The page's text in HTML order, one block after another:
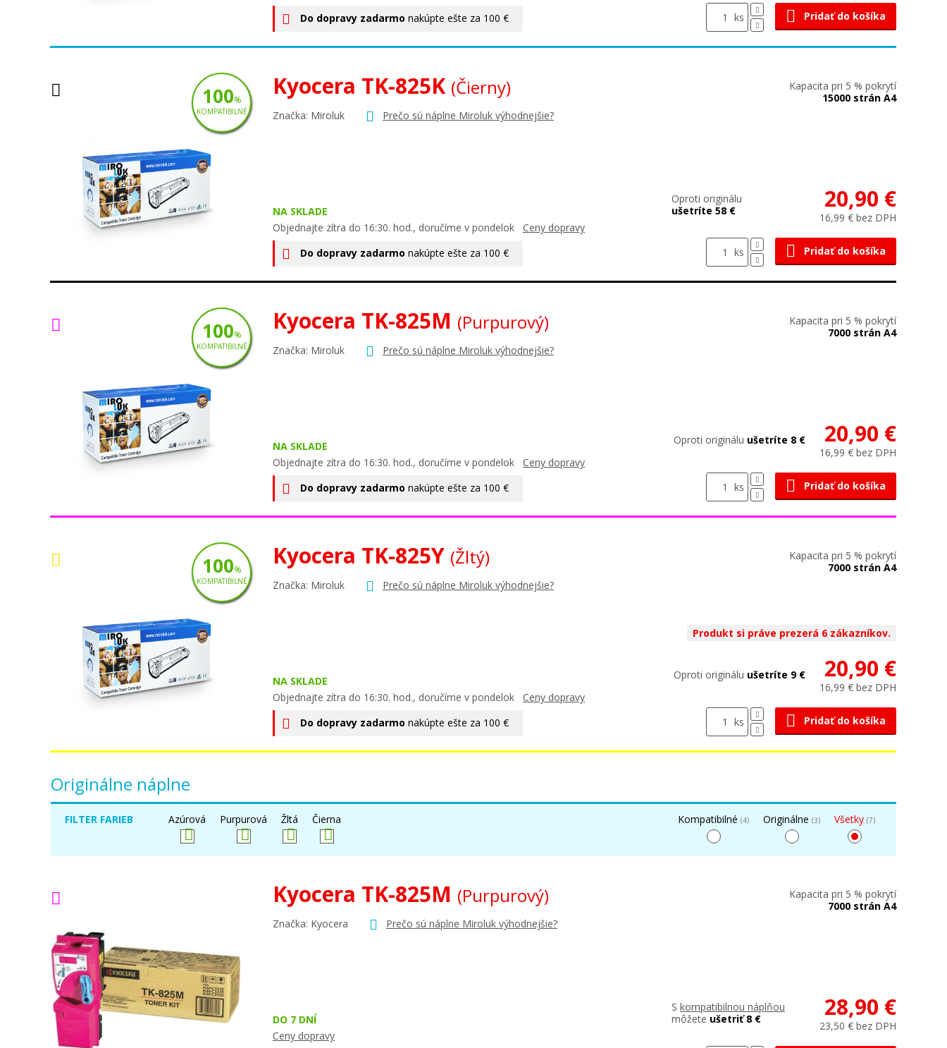
Do dopravy zadarmo nakúpte ešte za 100 € ks Pridať do košíka
Kyocera TK-825K (Čierny)
Značka: Miroluk Prečo sú náplne Miroluk výhodnejšie?
NA SKLADE
Objednajte zítra do 16:30. hod., doručíme v pondelok Ceny dopravy
Do dopravy zadarmo nakúpte ešte za 100 €
Kapacita pri 5 % pokrytí
15000 strán A4
Oproti originálu
ušetríte 58 €
20,90 €
16,99 € bez DPH
ks Pridať do košíka
100%
KOMPATIBILNÉ
Kyocera TK-825M (Purpurový)
Značka: Miroluk Prečo sú náplne Miroluk výhodnejšie?
NA SKLADE
Objednajte zítra do 16:30. hod., doručíme v pondelok Ceny dopravy
Do dopravy zadarmo nakúpte ešte za 100 €
Kapacita pri 5 % pokrytí
7000 strán A4
Oproti originálu ušetríte 8 € 20,90 €
16,99 € bez DPH
ks Pridať do košíka
100%
KOMPATIBILNÉ
Kyocera TK-825Y (Žltý)
Značka: Miroluk Prečo sú náplne Miroluk výhodnejšie?
NA SKLADE
Objednajte zítra do 16:30. hod., doručíme v pondelok Ceny dopravy
Do dopravy zadarmo nakúpte ešte za 100 €
Kapacita pri 5 % pokrytí
7000 strán A4
Produkt si práve prezerá 6 zákazníkov.
Oproti originálu ušetríte 9 € 20,90 €
16,99 € bez DPH
ks Pridať do košíka
100%
KOMPATIBILNÉ
Originálne náplne
FILTER FARIEB Azúrová Purpurová Žltá Čierna Kompatibilné (4) Originálne (3) Všetky (7)
Kyocera TK-825M (Purpurový)
Značka: Kyocera Prečo sú náplne Miroluk výhodnejšie?
DO 7 DNÍ
Ceny dopravy
Kapacita pri 5 % pokrytí
7000 strán A4
S kompatibilnou náplňou
môžete ušetriť 8 € 28,90 €
23,50 € bez DPH